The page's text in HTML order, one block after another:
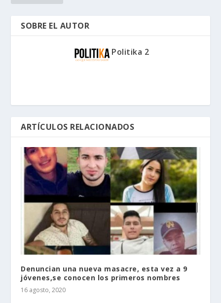
SOBRE EL AUTOR
Politika 2
ARTÍCULOS RELACIONADOS
Denuncian una nueva masacre, esta vez a 9
jóvenes,se conocen los primeros nombres
16 agosto, 2020